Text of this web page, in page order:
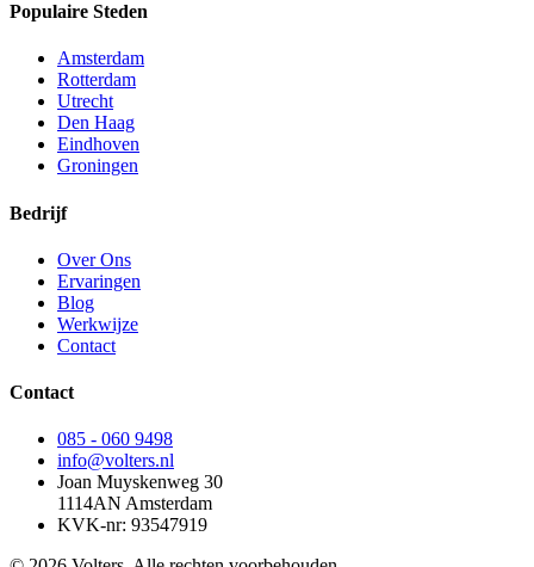
Populaire Steden
Amsterdam
Rotterdam
Utrecht
Den Haag
Eindhoven
Groningen
Bedrijf
Over Ons
Ervaringen
Blog
Werkwijze
Contact
Contact
085 - 060 9498
info@volters.nl
Joan Muyskenweg 30
1114AN Amsterdam
KVK-nr: 93547919